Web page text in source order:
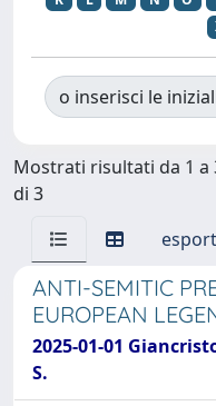
o inserisci le
Mostrati risultati da 1 a
di 3
ANTI-SEMITIC
EUROPEAN
2025-01-01
S.